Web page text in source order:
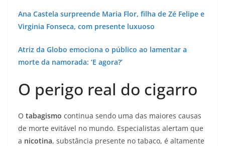
Ana Castela surpreende Maria Flor, filha de Zé Felipe e
Virginia Fonseca, com presente luxuoso
Atriz da Globo emociona o público ao lamentar a
morte da namorada: ‘E agora?’
O perigo real do cigarro
O tabagismo continua sendo uma das maiores causas
de morte evitável no mundo. Especialistas alertam que
a nicotina, substância presente no tabaco, é altamente